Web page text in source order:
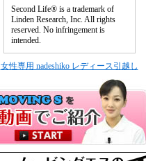
Second Life® is a trademark of
Linden Research, Inc. All rights
reserved. No infringement is
intended.
女性専用 nadeshiko レディース引越し